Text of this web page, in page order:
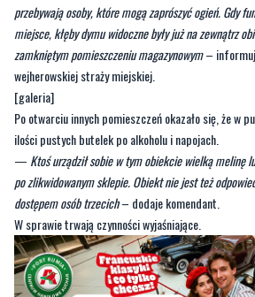
wejherowskiej straży miejskiej.
[galeria]
Po otwarciu innych pomieszczeń okazało się, że w
ilości pustych butelek po alkoholu i napojach.
—Ktoś urządził sobie w tym obiekcie wielką melinę
po zlikwidowanym sklepie. Obiekt nie jest też
dostępem osób trzecich– dodaje komendant.
W sprawie trwają czynności wyjaśniające.